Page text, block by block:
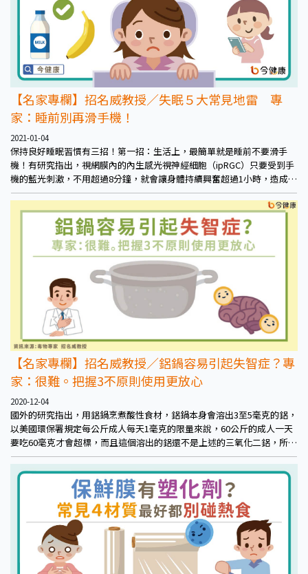
【名家專欄】招名威教授／失眠５大常見地雷 專
家：睡前別再滑手機！
2021-01-04
保持良好睡眠習慣有三招！第一招：生活上，最簡單就是睡前不要滑手
機！有研究指出，視網膜內的內生感光視神經細胞（ipRGC）只要受到手
機的藍光刺激，不用超過8分鐘，就會讓身體持續興奮超過1小時，造成生
理時鐘混亂，隔天起來的精神也會不好。
【名家專欄】招名威教授／鋁鍋容易引起失智症？專
家：很難。把握3不原則使用更放心
2020-12-04
國外的研究指出，用鋁鍋烹煮酸性食材，鋁鍋本身會溶出3至5毫克的鋁，
以美國環保署規定每公斤成人每天1毫克的限量來說，60公斤的成人一天
要吃60毫克才會超標，而且這個溶出的鋁還不是上述的三氧化二鋁，所以
使用鋁鍋會造成阿茲海默症這件事幾乎是不可能達標的。